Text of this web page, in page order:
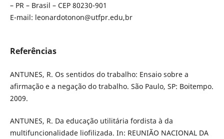
– PR – Brasil – CEP 80230-901
E-mail: leonardotonon@utfpr.edu,br
Referências
ANTUNES, R. Os sentidos do trabalho: Ensaio sobre a
afirmação e a negação do trabalho. São Paulo, SP: Boitempo.
2009.
ANTUNES, R. Da educação utilitária fordista à da
multifuncionalidade liofilizada. In: REUNIÃO NACIONAL DA